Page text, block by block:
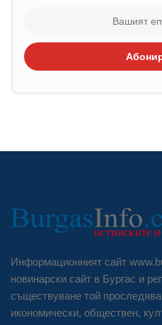
Информационният сайт
новинарски сайт в Бургас и
съществуване той
икономически, обществен,